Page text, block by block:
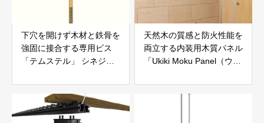
下穴を開けず木材と鉄骨を
強固に接合する専用ビス
「テムステル」 シネジッ
天然木の質感と防火性能を
両立する内装用木質パネル
「Ukiki Moku Panel（ウキ
社サンパテック